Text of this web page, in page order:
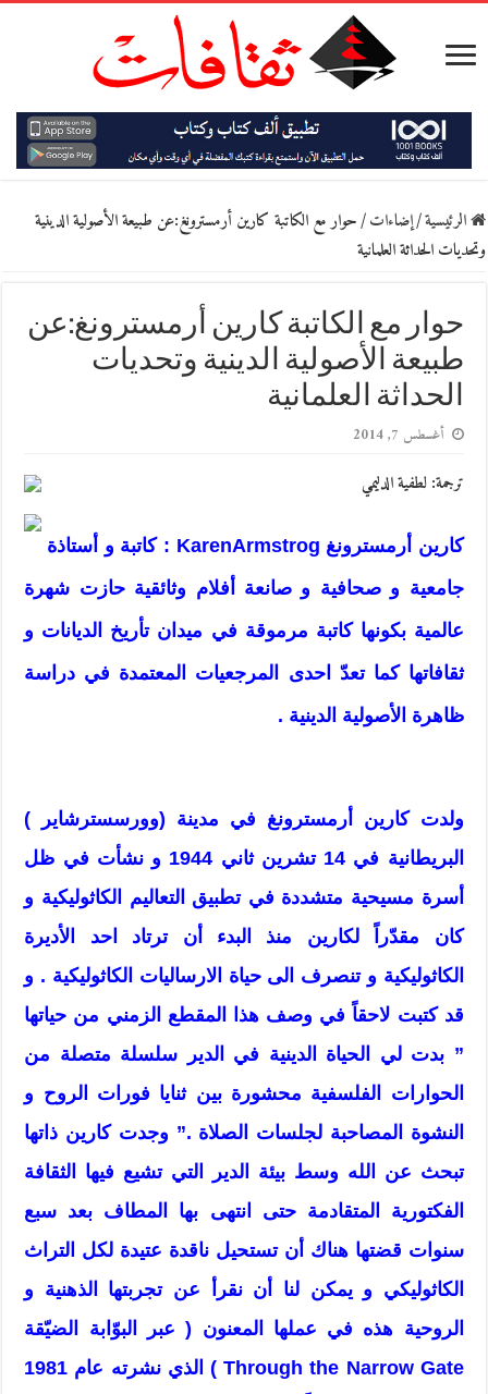
الرئيسية/إضاءات/حوار مع الكاتبة كارين أرمسترونغ:عن طبيعة الأصولية الدينية
وتحديات الحداثة العلمانية
حوار مع الكاتبة كارين أرمسترونغ:عن
طبيعة الأصولية الدينية وتحديات
الحداثة العلمانية
أغسطس 7, 2014
ترجمة: لطفية الدليمي
كارين أرمسترونغ KarenArmstrog : كاتبة و أستاذة
جامعية و صحافية و صانعة أفلام وثائقية حازت شهرة
عالمية بكونها كاتبة مرموقة في ميدان تأريخ الديانات و
ثقافاتها كما تعدّ احدى المرجعيات المعتمدة في دراسة
ظاهرة الأصولية الدينية .
ولدت كارين أرمسترونغ في مدينة (وورسسترشاير )
البريطانية في 14 تشرين ثاني 1944 و نشأت في ظل
أسرة مسيحية متشددة في تطبيق التعاليم الكاثوليكية و
كان مقدّراً لكارين منذ البدء أن ترتاد احد الأديرة
الكاثوليكية و تنصرف الى حياة الارساليات الكاثوليكية . و
قد كتبت لاحقاً في وصف هذا المقطع الزمني من حياتها
” بدت لي الحياة الدينية في الدير سلسلة متصلة من
الحوارات الفلسفية محشورة بين ثنايا فورات الروح و
النشوة المصاحبة لجلسات الصلاة .” وجدت كارين ذاتها
تبحث عن الله وسط بيئة الدير التي تشيع فيها الثقافة
الفكتورية المتقادمة حتى انتهى بها المطاف بعد سبع
سنوات قضتها هناك أن تستحيل ناقدة عتيدة لكل التراث
الكاثوليكي و يمكن لنا أن نقرأ عن تجربتها الذهنية و
الروحية هذه في عملها المعنون ( عبر البوّابة الضيّقة
Through the Narrow Gate ) الذي نشرته عام 1981